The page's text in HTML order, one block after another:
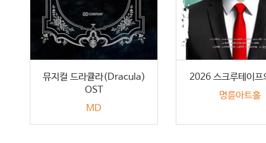
뮤지컬 드라큘라(Dracula)
OST
MD
2026 스크루테이프
명륜아트홀